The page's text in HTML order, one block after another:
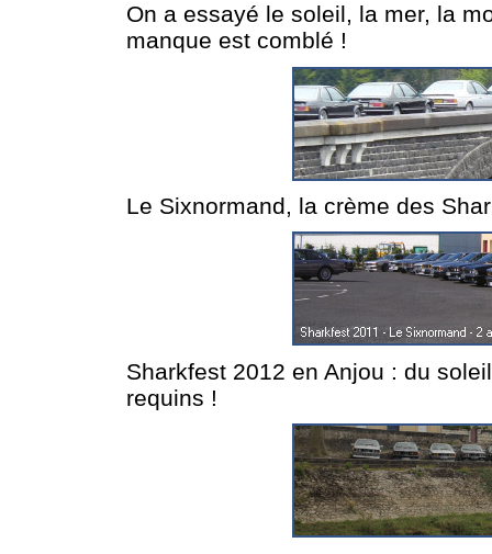
On a essayé le soleil, la mer, la
manque est comblé !
Le Sixnormand, la crème des
Sharkfest 2012 en Anjou : du
requins !